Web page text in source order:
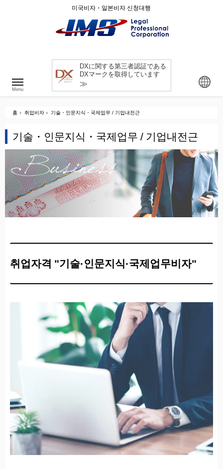
Menu
미국비자・일본비자 신청대행
DXに関する第三者認証である
DXマークを取得しています
≫
홈 취업비자 기술・인문지식・국제업무 / 기업내전근
기술・인문지식・국제업무 / 기업내전근
취업자격 "기술·인문지식·국제업무비자"